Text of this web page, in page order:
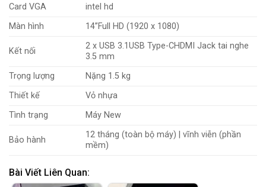
Card VGA
intel hd
Màn hình
14”Full HD (1920 x 1080)
Kết nối
2 x USB 3.1USB Type-CHDMIJack tai nghe
3.5 mm
Trọng lượng
Nặng 1.5 kg
Thiết kế
Vỏ nhựa
Tình trạng
Máy New
Bảo hành
12 tháng (toàn bộ máy) | vĩnh viễn (phần
mềm)
Bài Viết Liên Quan: